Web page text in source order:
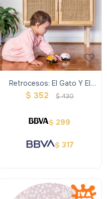
Retrocesos: El Gato Y El
Ratón Zoomies Cat Mouse
$ 352 $430
$ 299
$ 317